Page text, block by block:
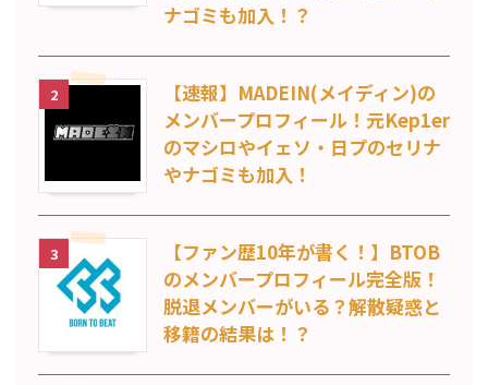
ナゴミも加入！？
2
【速報】MADEIN(メイディン)の
メンバープロフィール！元Kep1er
のマシロやイェソ・日プのセリナ
やナゴミも加入！
3
【ファン歴10年が書く！】BTOB
のメンバープロフィール完全版！
脱退メンバーがいる？解散疑惑と
移籍の結果は！？